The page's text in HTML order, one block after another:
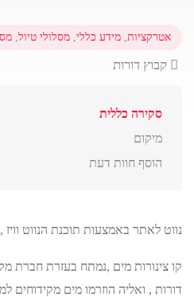
אטרקציות, מידע כללי, מסלולי טיול,
קבוץ דורות
סקירה כללית
מיקום
הוסף חוות דעת
נווט לאתר באמצעות תוכנת הנווט
קו צינורות מים ,נמתח בעזרת חברת
דורות , ואליה הוזרמו מים מקידוחים